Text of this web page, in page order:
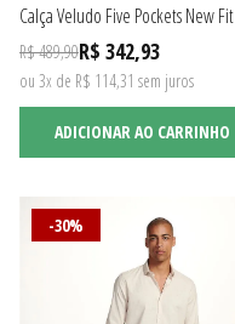
Calça Veludo Five Pockets New Fit
R$ 489,90R$ 342,93
ou 3x de R$ 114,31 sem juros
ADICIONAR AO CARRINHO
-30%